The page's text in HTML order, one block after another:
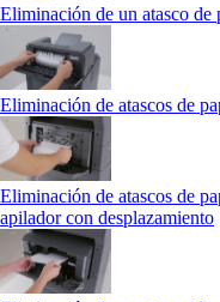
Eliminación de un atasco de
Eliminación de atascos de
Eliminación de atascos de
apilador con desplazamiento